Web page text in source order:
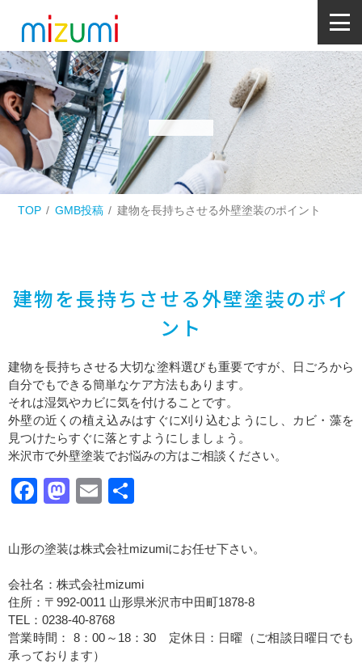
TOP GMB投稿 建物を長持ちさせる外壁塗装のポイント
建物を長持ちさせる外壁塗装のポイ
ント
建物を長持ちさせる大切な塗料選びも重要ですが、日ごろから
自分でもできる簡単なケア方法もあります。
それは湿気やカビに気を付けることです。
外壁の近くの植え込みはすぐに刈り込むようにし、カビ・藻を
見つけたらすぐに落とすようにしましょう。
米沢市で外壁塗装でお悩みの方はご相談ください。
Facebook
Mastodon
Email
山形の塗装は株式会社mizumiにお任せ下さい。
会社名：株式会社mizumi
住所：〒992-0011 山形県米沢市中田町1878-8
TEL：0238-40-8768
営業時間： 8：00～18：30 定休日：日曜（ご相談日曜日でも
承っております）